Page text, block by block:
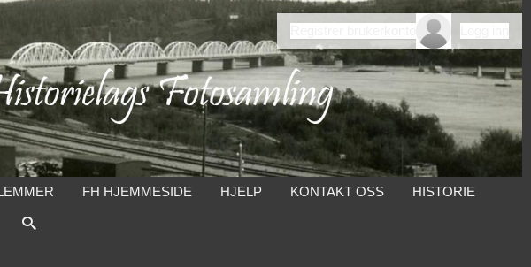
FH HJEMMESIDE HJELP KONTAKT OSS HISTORIE